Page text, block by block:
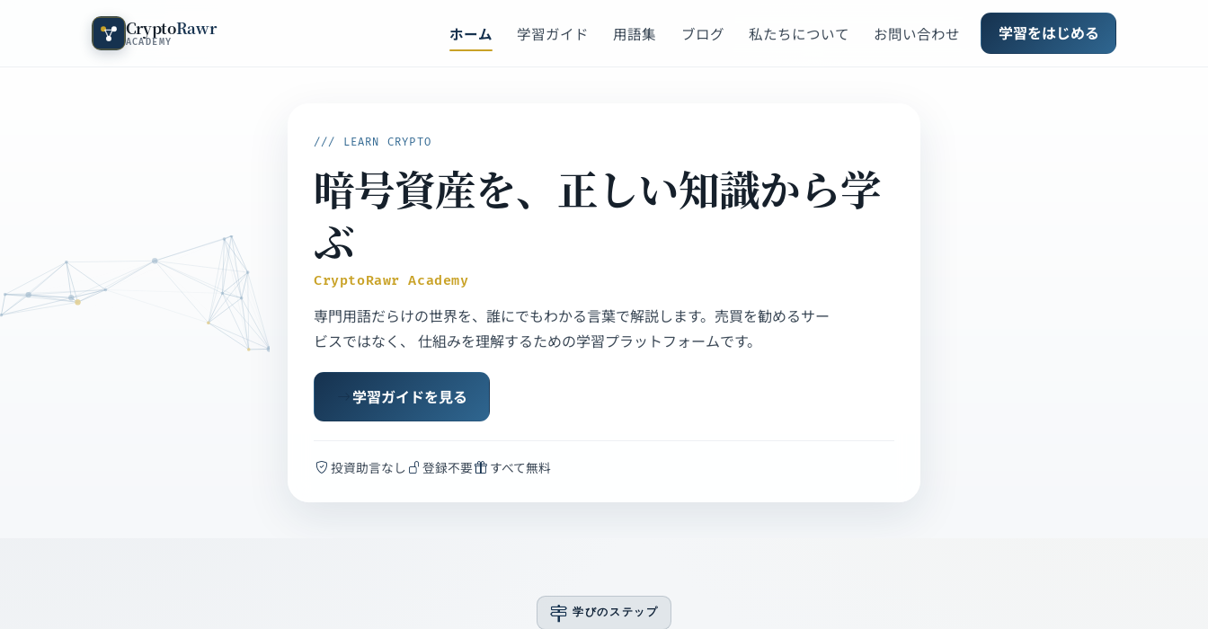
CryptoRawr
ACADEMY ホーム 学習ガイド 用語集 ブログ 私たちについて お問い合わせ 学習をはじめる
/// LEARN CRYPTO
暗号資産を、正しい知識から学
ぶ
CryptoRawr Academy
専門用語だらけの世界を、誰にでもわかる言葉で解説します。売買を勧めるサー
ビスではなく、 仕組みを理解するための学習プラットフォームです。
学習ガイドを見る
投資助言なし 登録不要 すべて無料
学びのステップ